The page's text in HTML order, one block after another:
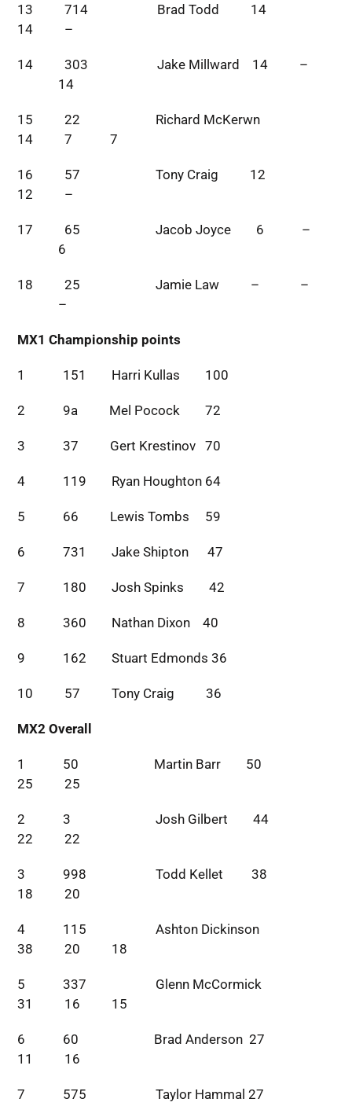
13 714 Brad Todd 14
14 –
14 303 Jake Millward 14 –
14
15 22 Richard McKerwn
14 7 7
16 57 Tony Craig 12
12 –
17 65 Jacob Joyce 6 –
6
18 25 Jamie Law – –
–
MX1 Championship points
1 151 Harri Kullas 100
2 9a Mel Pocock 72
3 37 Gert Krestinov 70
4 119 Ryan Houghton 64
5 66 Lewis Tombs 59
6 731 Jake Shipton 47
7 180 Josh Spinks 42
8 360 Nathan Dixon 40
9 162 Stuart Edmonds 36
10 57 Tony Craig 36
MX2 Overall
1 50 Martin Barr 50
25 25
2 3 Josh Gilbert 44
22 22
3 998 Todd Kellet 38
18 20
4 115 Ashton Dickinson
38 20 18
5 337 Glenn McCormick
31 16 15
6 60 Brad Anderson 27
11 16
7 575 Taylor Hammal 27